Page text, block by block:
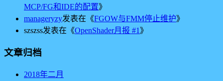
MCP/FG和IDE的配置》
manageryzy发表在《FGOW与FMM停止维护》
szszss发表在《OpenShader月报 #1》
文章归档
2018年二月